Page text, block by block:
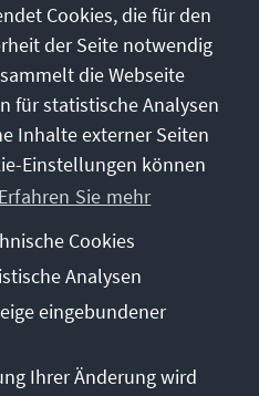
Datenschutz
Barriere melden
Cookies, die für den
der Seite notwendig
die Webseite
für statistische Analysen
Inhalte externer Seiten
Einstellungen können
Erfahren Sie mehr
Cookies
Analysen
eingebundener
Ihrer Änderung wird